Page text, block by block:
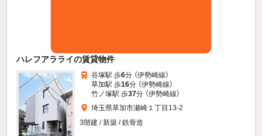
ハレフアラライの賃貸物件
谷塚駅 歩6分 （伊勢崎線）
草加駅 歩16分 （伊勢崎線）
竹ノ塚駅 歩37分 （伊勢崎線）
埼玉県草加市瀬崎１丁目13-2
3階建 / 新築 / 鉄骨造